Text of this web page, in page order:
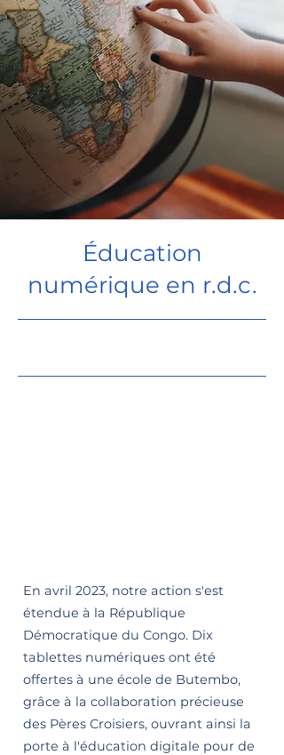
Éducation
numérique en r.d.c.
En avril 2023, notre action s'est
étendue à la République
Démocratique du Congo. Dix
tablettes numériques ont été
offertes à une école de Butembo,
grâce à la collaboration précieuse
des Pères Croisiers, ouvrant ainsi la
porte à l'éducation digitale pour de